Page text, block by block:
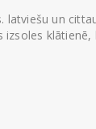
latviešu un
izsoles klātienē,